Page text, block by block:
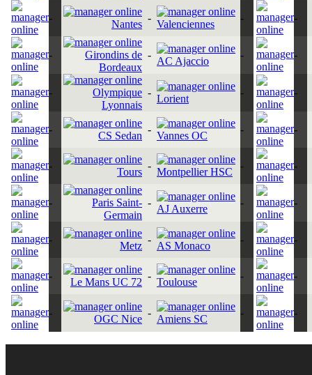
-
Nantes
-
Valenciennes
- -
-
Girondins de
Bordeaux
-
AC Ajaccio
- -
-
Olympique
Lyonnais
-
Lorient
- -
-
CS Sedan
-
Vannes OC
- -
-
Tours
-
Montpellier HSC
- -
-
Paris Saint-
Germain
-
AJ Auxerre
- -
-
Metz
-
AS Monaco
- -
-
Le Mans UC 72
-
Toulouse
- -
-
OGC Nice
-
Amiens SC
- -